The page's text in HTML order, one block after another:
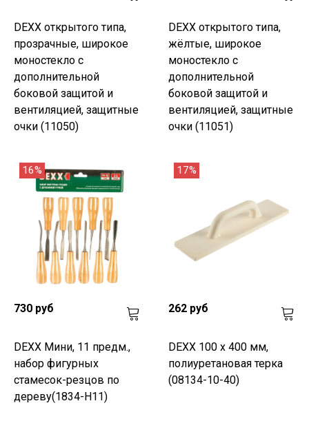
DEXX открытого типа,
прозрачные, широкое
моностекло с
дополнительной
боковой защитой и
вентиляцией, защитные
очки (11050)
DEXX открытого типа,
жёлтые, широкое
моностекло с
дополнительной
боковой защитой и
вентиляцией, защитные
очки (11051)
16%
730 руб
DEXX Мини, 11 предм.,
набор фигурных
стамесок-резцов по
дереву(1834-H11)
17%
262 руб
DEXX 100 х 400 мм,
полиуретановая терка
(08134-10-40)